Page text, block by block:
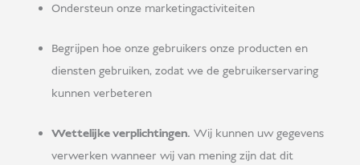
Ondersteun onze marketingactiviteiten
Begrijpen hoe onze gebruikers onze producten en
diensten gebruiken, zodat we de gebruikerservaring
kunnen verbeteren
Wettelijke verplichtingen. Wij kunnen uw gegevens
verwerken wanneer wij van mening zijn dat dit